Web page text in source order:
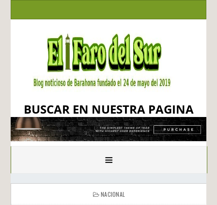
BUSCAR EN NUESTRA PAGINA
≡
NACIONAL